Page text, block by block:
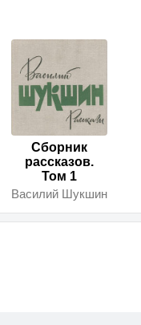
Сборник
рассказов.
Том 1
Василий Шукшин